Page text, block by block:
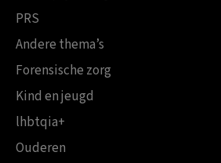
PRS
Andere thema’s
Forensische zorg
Kind en jeugd
lhbtqia+
Ouderen